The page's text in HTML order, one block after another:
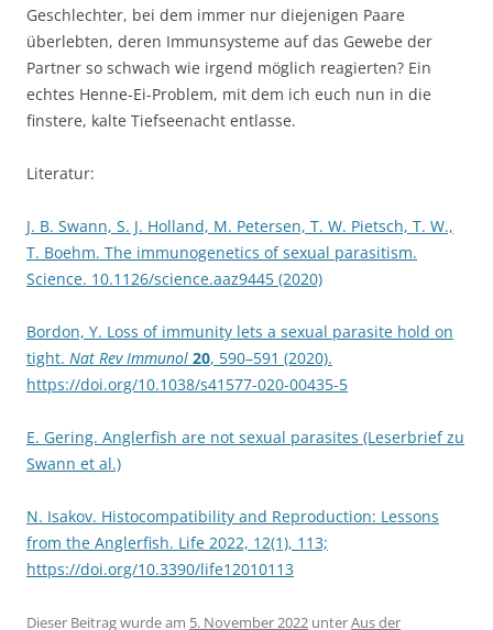
Geschlechter, bei dem immer nur diejenigen Paare
überlebten, deren Immunsysteme auf das Gewebe der
Partner so schwach wie irgend möglich reagierten? Ein
echtes Henne-Ei-Problem, mit dem ich euch nun in die
finstere, kalte Tiefseenacht entlasse.
Literatur:
J. B. Swann, S. J. Holland, M. Petersen, T. W. Pietsch, T. W.,
T. Boehm. The immunogenetics of sexual parasitism.
Science. 10.1126/science.aaz9445 (2020)
Bordon, Y. Loss of immunity lets a sexual parasite hold on
tight. Nat Rev Immunol 20, 590–591 (2020).
https://doi.org/10.1038/s41577-020-00435-5
E. Gering. Anglerfish are not sexual parasites (Leserbrief zu
Swann et al.)
N. Isakov. Histocompatibility and Reproduction: Lessons
from the Anglerfish. Life 2022, 12(1), 113;
https://doi.org/10.3390/life12010113
Dieser Beitrag wurde am 5. November 2022 unterAus der